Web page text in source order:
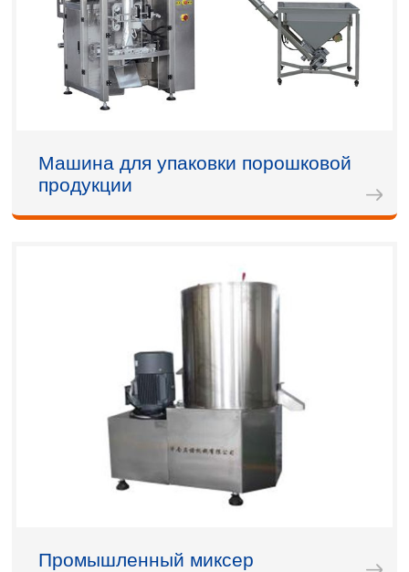
Машина для упаковки порошковой
продукции
Промышленный миксер